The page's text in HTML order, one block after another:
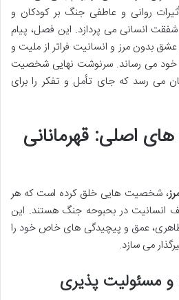
روانی و عاطفی جنگ بر کودکان و
انسانی می پردازد. این فصل، پیام
بدون مرز و انسانیت فراتر از ملیت و
می رساند. سرنوشت نهایی شخصیت
می رسد که جای تأمل و تفکر را برای
اصلی: قهرمانانی
، شخصیت هایی خلق کرده است که هر
انسانیت در بحبوحه جنگ هستند. این
عمق و پیچیدگی های خاص خود را
می سازد.
و مسئولیت پذیری